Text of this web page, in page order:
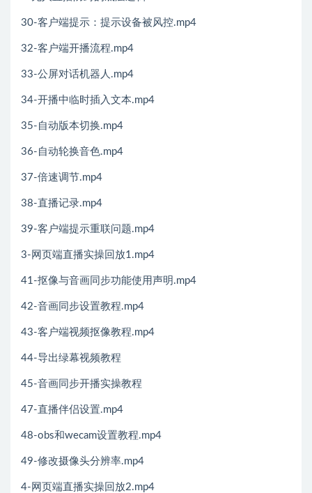
30-客户端提示：提示设备被风控.mp4
32-客户端开播流程.mp4
33-公屏对话机器人.mp4
34-开播中临时插入文本.mp4
35-自动版本切换.mp4
36-自动轮换音色.mp4
37-倍速调节.mp4
38-直播记录.mp4
39-客户端提示重联问题.mp4
3-网页端直播实操回放1.mp4
41-抠像与音画同步功能使用声明.mp4
42-音画同步设置教程.mp4
43-客户端视频抠像教程.mp4
44-导出绿幕视频教程
45-音画同步开播实操教程
47-直播伴侣设置.mp4
48-obs和wecam设置教程.mp4
49-修改摄像头分辨率.mp4
4-网页端直播实操回放2.mp4